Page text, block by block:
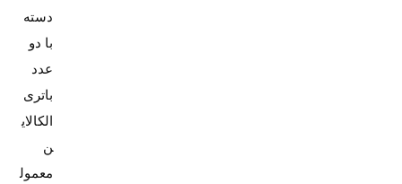
دسته
با دو
عدد
باتری
الکالای
ن
معمول